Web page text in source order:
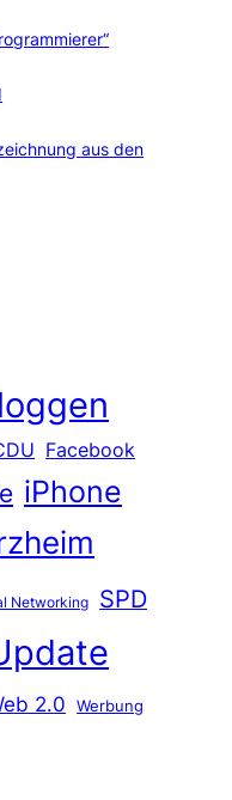
aus den
Facebook
iPhone
Networking
SPD
2.0 Werbung